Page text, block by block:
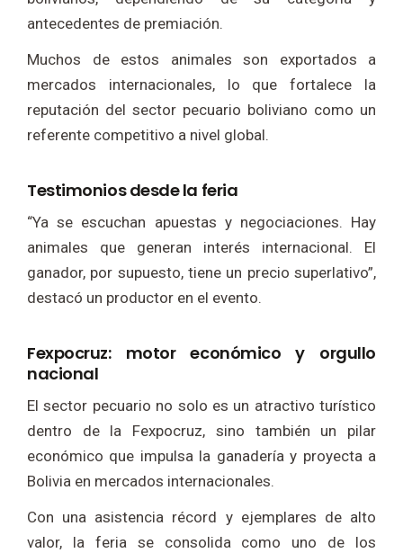
antecedentes de premiación.
Muchos de estos animales son exportados a
mercados internacionales, lo que fortalece la
reputación del sector pecuario boliviano como un
referente competitivo a nivel global.
Testimonios desde la feria
“Ya se escuchan apuestas y negociaciones. Hay
animales que generan interés internacional. El
ganador, por supuesto, tiene un precio superlativo”,
destacó un productor en el evento.
Fexpocruz: motor económico y orgullo
nacional
El sector pecuario no solo es un atractivo turístico
dentro de la Fexpocruz, sino también un pilar
económico que impulsa la ganadería y proyecta a
Bolivia en mercados internacionales.
Con una asistencia récord y ejemplares de alto
valor, la feria se consolida como uno de los